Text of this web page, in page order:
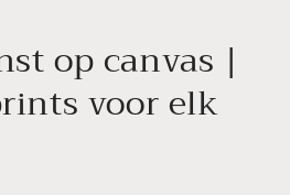
op canvas |
voor elk